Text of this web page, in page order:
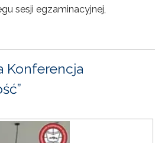
sesji egzaminacyjnej,
Konferencja